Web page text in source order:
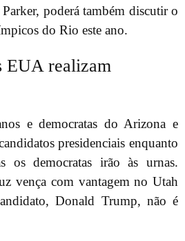
poderá também discutir o
do Rio este ano.
EUA realizam
e democratas do Arizona e
presidenciais enquanto
os democratas irão às urnas.
vença com vantagem no Utah
Donald Trump, não é